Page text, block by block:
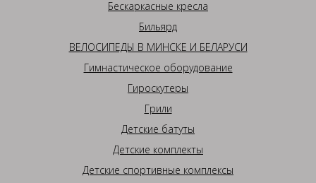
Бескаркасные кресла
Бильярд
ВЕЛОСИПЕДЫ В МИНСКЕ И БЕЛАРУСИ
Гимнастическое оборудование
Гироскутеры
Грили
Детские батуты
Детские комплекты
Детские спортивные комплексы